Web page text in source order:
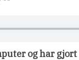
og har